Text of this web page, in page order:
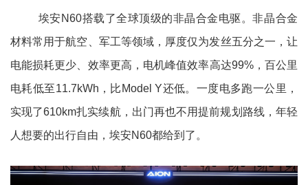
埃安N60搭载了全球顶级的非晶合金电驱。非晶合金
材料常用于航空、军工等领域，厚度仅为发丝五分之一，让
电能损耗更少、效率更高，电机峰值效率高达99%，百公里
电耗低至11.7kWh，比Model Y还低。一度电多跑一公里，
实现了610km扎实续航，出门再也不用提前规划路线，年轻
人想要的出行自由，埃安N60都给到了。